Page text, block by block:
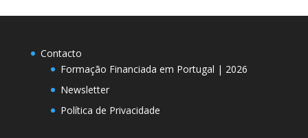
Contacto
Formação Financiada em Portugal | 2026
Newsletter
Política de Privacidade